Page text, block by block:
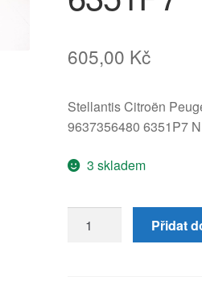
605,00 Kč
Stellantis Citroën
9637356480 6351P7
3 skladem
zadní
Přidat